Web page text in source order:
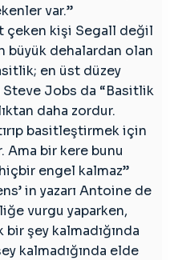
var.”
çeken kişi Segall değil
dehalardan olan
en üst düzey
Steve Jobs da “Basitlik
daha zordur.
basitleştirmek için
Ama bir kere bunu
engel kalmaz”
in yazarı Antoine de
vurgu yaparken,
şey kalmadığında
kalmadığında elde